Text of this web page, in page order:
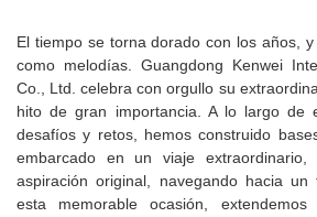
El tiempo se torna dorado con los años,
como melodías. Guangdong Kenwei
Co., Ltd. celebra con orgullo su
hito de gran importancia. A lo largo de
desafíos y retos, hemos construido
embarcado en un viaje extraordinario,
aspiración original, navegando hacia un
esta memorable ocasión,